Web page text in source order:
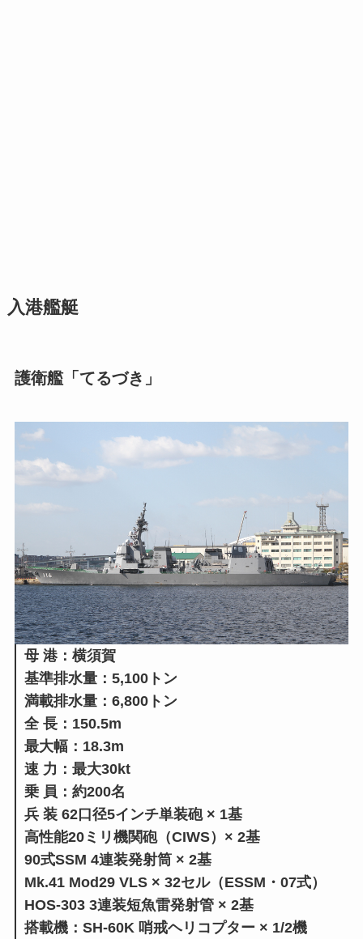
入港艦艇
護衛艦「てるづき」
母 港：横須賀
基準排水量：5,100トン
満載排水量：6,800トン
全 長：150.5m
最大幅：18.3m
速 力：最大30kt
乗 員：約200名
兵 装 62口径5インチ単装砲 × 1基
高性能20ミリ機関砲（CIWS）× 2基
90式SSM 4連装発射筒 × 2基
Mk.41 Mod29 VLS × 32セル（ESSM・07式）
HOS-303 3連装短魚雷発射管 × 2基
搭載機：SH-60K 哨戒ヘリコプター × 1/2機